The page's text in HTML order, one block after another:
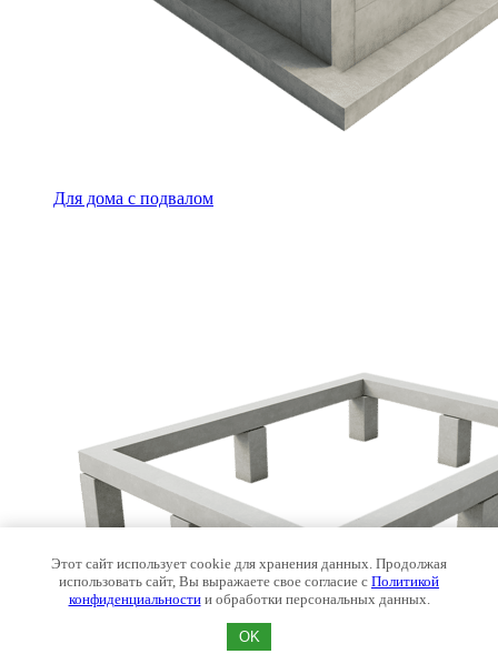
Для дома с подвалом
Этот сайт использует cookie для хранения данных. Продолжая
использовать сайт, Вы выражаете свое согласие с Политикой
конфиденциальностии обработки персональных данных.
OK